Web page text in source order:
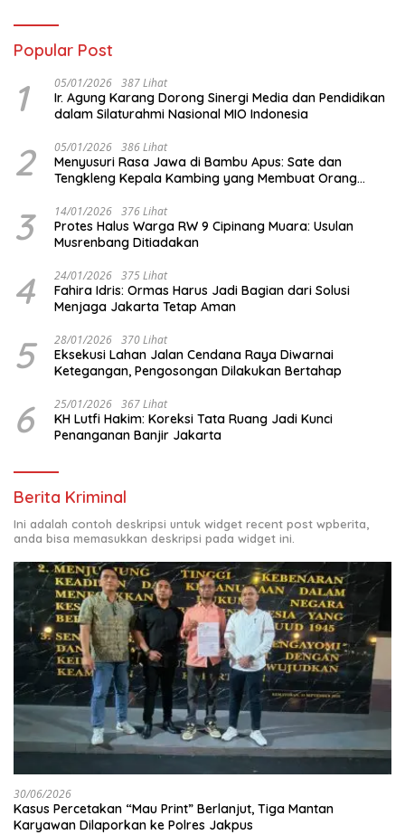
Popular Post
1 05/01/2026 387 Lihat
Ir. Agung Karang Dorong Sinergi Media dan Pendidikan
dalam Silaturahmi Nasional MIO Indonesia
2 05/01/2026 386 Lihat
Menyusuri Rasa Jawa di Bambu Apus: Sate dan
Tengkleng Kepala Kambing yang Membuat Orang
3 14/01/2026 376 Lihat
Protes Halus Warga RW 9 Cipinang Muara: Usulan
Musrenbang Ditiadakan
4 24/01/2026 375 Lihat
Fahira Idris: Ormas Harus Jadi Bagian dari Solusi
Menjaga Jakarta Tetap Aman
5 28/01/2026 370 Lihat
Eksekusi Lahan Jalan Cendana Raya Diwarnai
Ketegangan, Pengosongan Dilakukan Bertahap
6 25/01/2026 367 Lihat
KH Lutfi Hakim: Koreksi Tata Ruang Jadi Kunci
Penanganan Banjir Jakarta
Berita Kriminal
Ini adalah contoh deskripsi untuk widget recent post wpberita,
anda bisa memasukkan deskripsi pada widget ini.
30/06/2026
Kasus Percetakan “Mau Print” Berlanjut, Tiga Mantan
Karyawan Dilaporkan ke Polres Jakpus